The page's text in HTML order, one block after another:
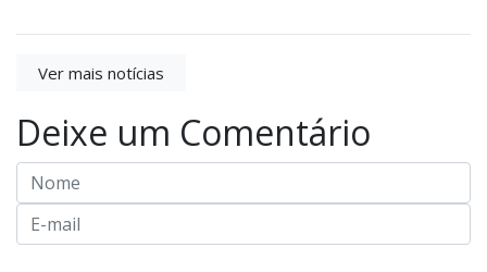
Ver mais notícias
Deixe um Comentário